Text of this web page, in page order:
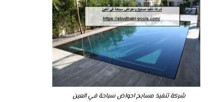
شركة تنفيذ مسابح احواض سباحة في العين